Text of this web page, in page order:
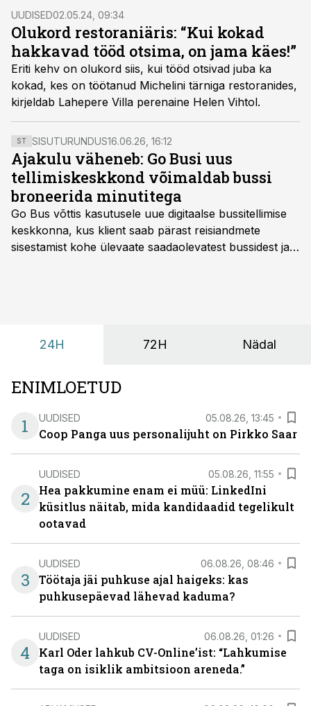
UUDISED02.05.24, 09:34
Olukord restoraniäris: “Kui kokad
hakkavad tööd otsima, on jama käes!”
Eriti kehv on olukord siis, kui tööd otsivad juba ka
kokad, kes on töötanud Michelini tärniga restoranides,
kirjeldab Lahepere Villa perenaine Helen Vihtol.
ST SISUTURUNDUS16.06.26, 16:12
Ajakulu väheneb: Go Busi uus
tellimiskeskkond võimaldab bussi
broneerida minutitega
Go Bus võttis kasutusele uue digitaalse bussitellimise
keskkonna, kus klient saab pärast reisiandmete
sisestamist kohe ülevaate saadaolevatest bussidest ja
24H 72H Nädal
ENIMLOETUD
1
UUDISED 05.08.26, 13:45
Coop Panga uus personalijuht on Pirkko Saar
2
UUDISED 05.08.26, 11:55
Hea pakkumine enam ei müü: LinkedIni
küsitlus näitab, mida kandidaadid tegelikult
ootavad
3
UUDISED 06.08.26, 08:46
Töötaja jäi puhkuse ajal haigeks: kas
puhkusepäevad lähevad kaduma?
4
UUDISED 06.08.26, 01:26
Karl Oder lahkub CV-Online’ist: “Lahkumise
taga on isiklik ambitsioon areneda.”